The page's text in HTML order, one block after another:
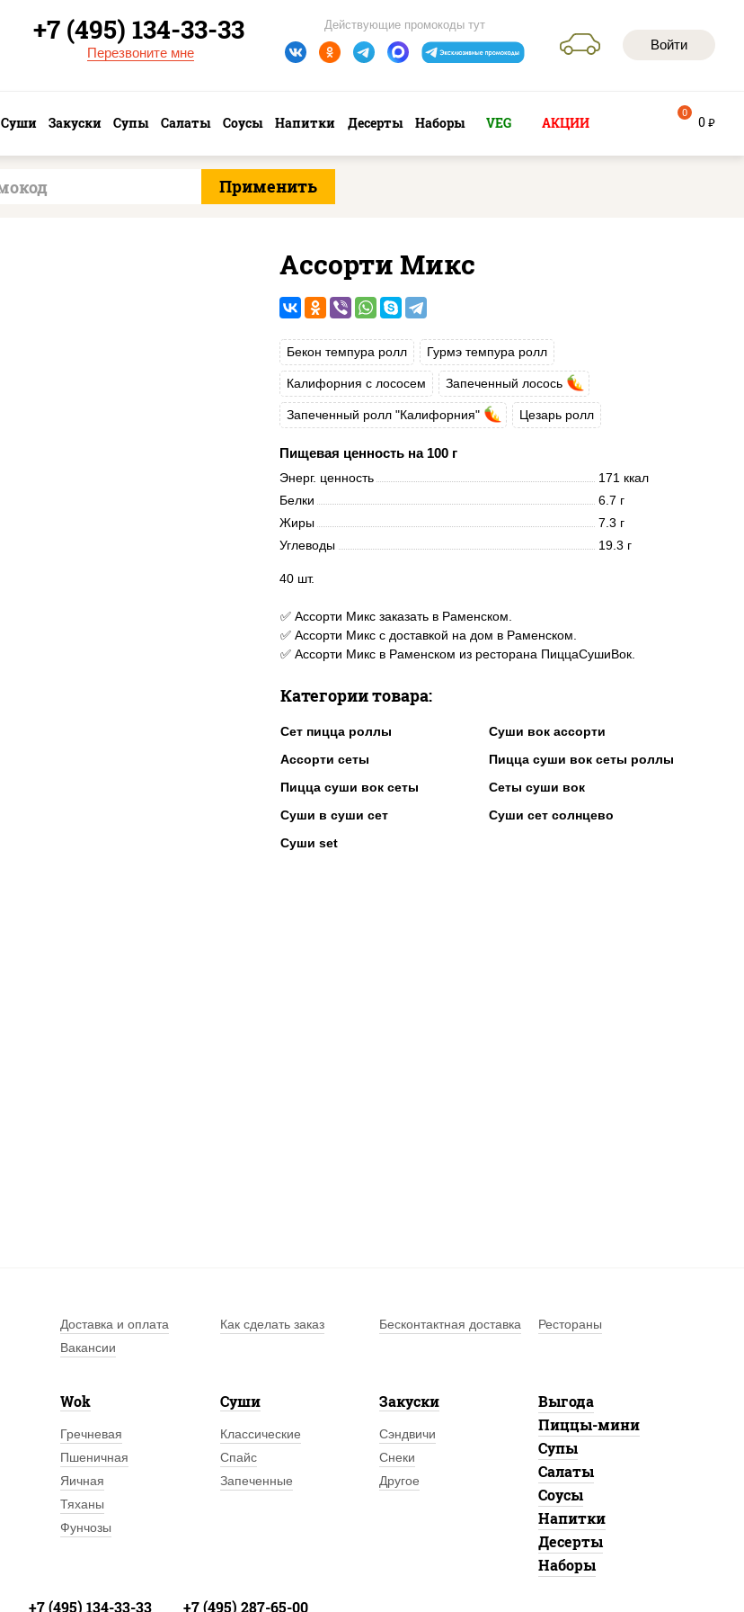
Войти
Действующие промокоды тут
+7 (495) 134-33-33
Перезвоните мне
Суши Закуски Супы Салаты Соусы Напитки Десерты Наборы VEG АКЦИИ 0 руб
0
Ассорти Микс
Бекон темпура ролл Гурмэ темпура ролл
Калифорния с лососем Запеченный лосось
Запеченный ролл "Калифорния" Цезарь ролл
Пищевая ценность на 100 г
Энерг. ценность
171 ккал
Белки
6.7 г
Жиры
7.3 г
Углеводы
19.3 г
40 шт.
✅ Ассорти Микс заказать в Раменском.
✅ Ассорти Микс с доставкой на дом в Раменском.
✅ Ассорти Микс в Раменском из ресторана ПиццаСушиВок.
Категории товара:
Сет пицца роллы
Суши вок ассорти
Ассорти сеты
Пицца суши вок сеты роллы
Пицца суши вок сеты
Сеты суши вок
Суши в суши сет
Суши сет солнцево
Суши set
Доставка и оплата Как сделать заказ Бесконтактная доставка
Рестораны
Вакансии
Wok
Гречневая
Пшеничная
Яичная
Тяханы
Фунчозы
Суши
Классические
Спайс
Запеченные
Закуски
Сэндвичи
Снеки
Другое
Выгода
Пиццы-мини
Супы
Салаты
Соусы
Напитки
Десерты
Наборы
+7 (495) 134-33-33 +7 (495) 287-65-00